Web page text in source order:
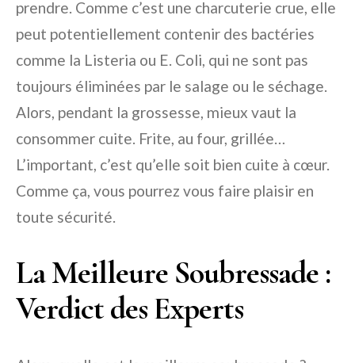
prendre. Comme c’est une charcuterie crue, elle
peut potentiellement contenir des bactéries
comme la Listeria ou E. Coli, qui ne sont pas
toujours éliminées par le salage ou le séchage.
Alors, pendant la grossesse, mieux vaut la
consommer cuite. Frite, au four, grillée…
L’important, c’est qu’elle soit bien cuite à cœur.
Comme ça, vous pourrez vous faire plaisir en
toute sécurité.
La Meilleure Soubressade :
Verdict des Experts